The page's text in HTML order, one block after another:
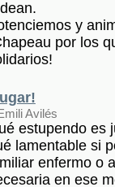
y
por los
Avilés
estupendo es
lamentable si
enfermo o
en ese